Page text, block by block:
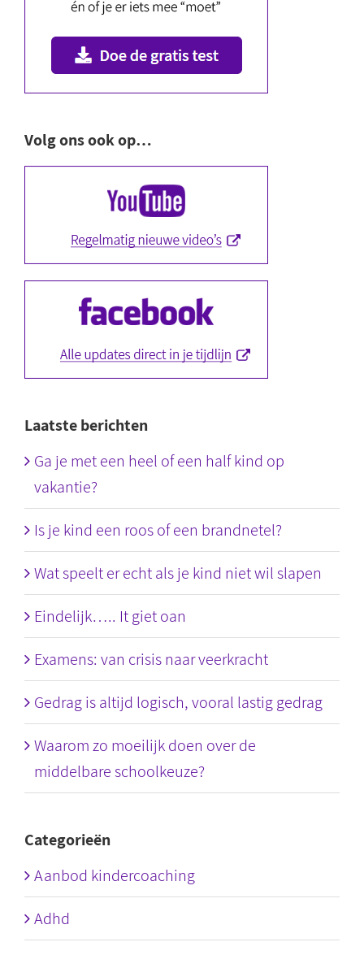
Volg ons ook op…
Laatste berichten
Ga je met een heel of een half kind op
vakantie?
Is je kind een roos of een brandnetel?
Wat speelt er echt als je kind niet wil slapen
Eindelijk….. It giet oan
Examens: van crisis naar veerkracht
Gedrag is altijd logisch, vooral lastig gedrag
Waarom zo moeilijk doen over de
middelbare schoolkeuze?
Categorieën
Aanbod kindercoaching
Adhd